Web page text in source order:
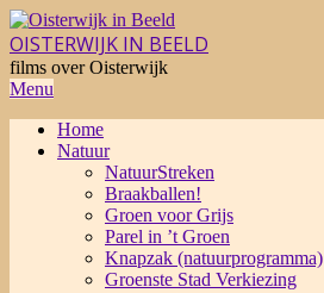
Skip
to
content
OISTERWIJK IN BEELD
films over Oisterwijk
Primary
Menu
Menu
Home
Natuur
NatuurStreken
Braakballen!
Groen voor Grijs
Parel in ’t Groen
Knapzak (natuurprogramma)
Groenste Stad Verkiezing